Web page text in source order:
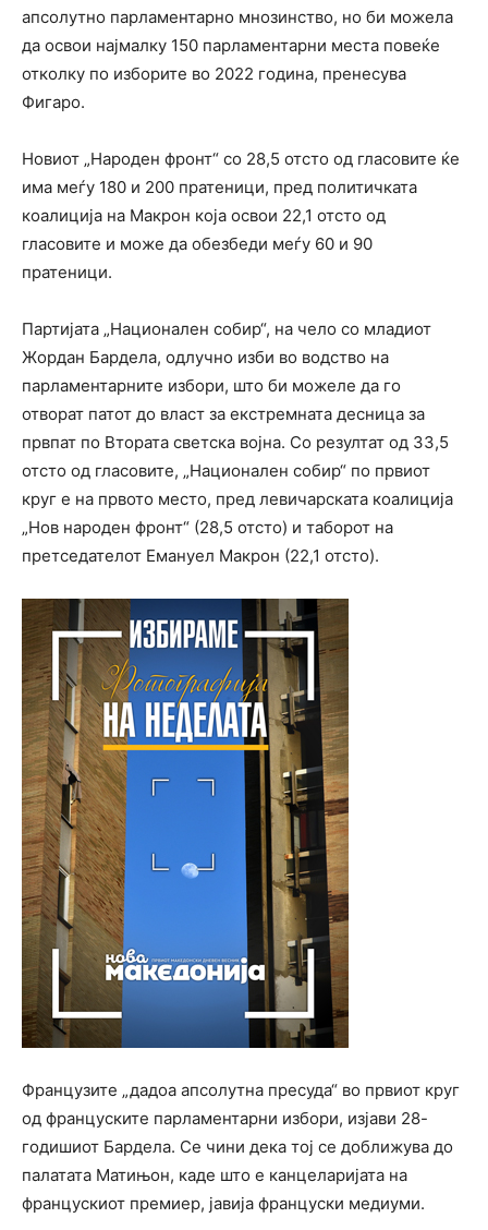
апсолутно парламентарно мнозинство, но би можела
да освои најмалку 150 парламентарни места повеќе
отколку по изборите во 2022 година, пренесува
Фигаро.
Новиот „Народен фронт“ со 28,5 отсто од гласовите ќе
има меѓу 180 и 200 пратеници, пред политичката
коалиција на Макрон која освои 22,1 отсто од
гласовите и може да обезбеди меѓу 60 и 90
пратеници.
Партијата „Национален собир“, на чело со младиот
Жордан Бардела, одлучно изби во водство на
парламентарните избори, што би можеле да го
отворат патот до власт за екстремната десница за
првпат по Втората светска војна. Со резултат од 33,5
отсто од гласовите, „Национален собир“ по првиот
круг е на првото место, пред левичарската коалиција
„Нов народен фронт“ (28,5 отсто) и таборот на
претседателот Емануел Макрон (22,1 отсто).
Французите „дадоа апсолутна пресуда“ во првиот круг
од француските парламентарни избори, изјави 28-
годишиот Бардела. Се чини дека тој се доближува до
палатата Матињон, каде што е канцеларијата на
францускиот премиер, јавија француски медиуми.